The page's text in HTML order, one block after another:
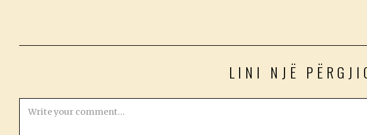
LINI NJË